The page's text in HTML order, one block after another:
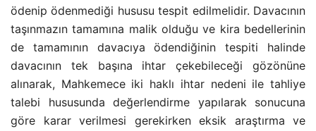
ödenip ödenmediği hususu tespit edilmelidir. Davacının
taşınmazın tamamına malik olduğu ve kira bedellerinin
de tamamının davacıya ödendiğinin tespiti halinde
davacının tek başına ihtar çekebileceği gözönüne
alınarak, Mahkemece iki haklı ihtar nedeni ile tahliye
talebi hususunda değerlendirme yapılarak sonucuna
göre karar verilmesi gerekirken eksik araştırma ve